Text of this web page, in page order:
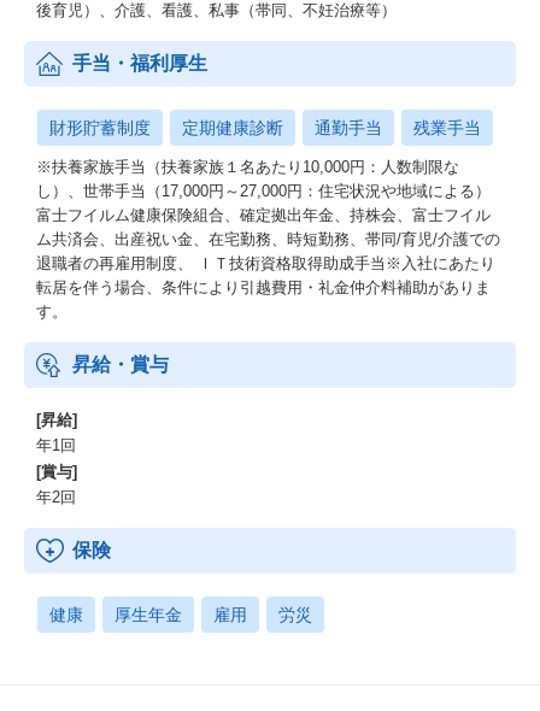
後育児）、介護、看護、私事（帯同、不妊治療等）
手当・福利厚生
財形貯蓄制度 定期健康診断 通勤手当 残業手当
※扶養家族手当（扶養家族１名あたり10,000円：人数制限な
し）、世帯手当（17,000円～27,000円：住宅状況や地域による）
富士フイルム健康保険組合、確定拠出年金、持株会、富士フイル
ム共済会、出産祝い金、在宅勤務、時短勤務、帯同/育児/介護での
退職者の再雇用制度、 ＩＴ技術資格取得助成手当※入社にあたり
転居を伴う場合、条件により引越費用・礼金仲介料補助がありま
す。
昇給・賞与
[昇給]
年1回
[賞与]
年2回
保険
健康 厚生年金 雇用 労災